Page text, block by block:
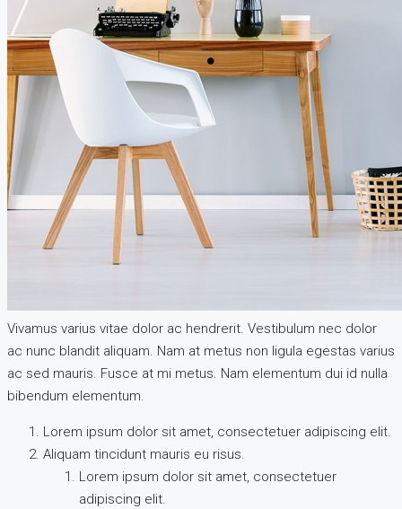
Vivamus varius vitae dolor ac hendrerit. Vestibulum nec dolor
ac nunc blandit aliquam. Nam at metus non ligula egestas varius
ac sed mauris. Fusce at mi metus. Nam elementum dui id nulla
bibendum elementum.
Lorem ipsum dolor sit amet, consectetuer adipiscing elit.
Aliquam tincidunt mauris eu risus.
Lorem ipsum dolor sit amet, consectetuer
adipiscing elit.